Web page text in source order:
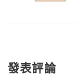
發表評論